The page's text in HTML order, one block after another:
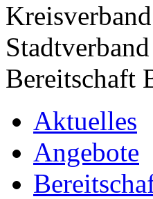
Bereitschaft
Aktuelles
Angebote